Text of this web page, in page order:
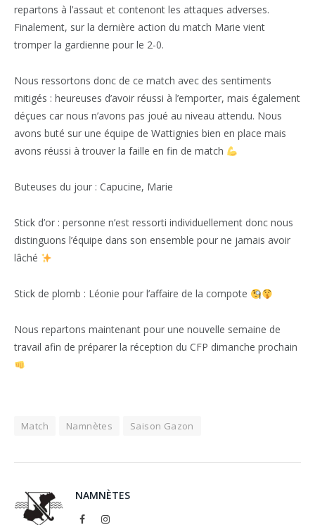
repartons à l’assaut et contenont les attaques adverses.
Finalement, sur la dernière action du match Marie vient
tromper la gardienne pour le 2-0.
Nous ressortons donc de ce match avec des sentiments
mitigés : heureuses d’avoir réussi à l’emporter, mais également
déçues car nous n’avons pas joué au niveau attendu. Nous
avons buté sur une équipe de Wattignies bien en place mais
avons réussi à trouver la faille en fin de match
Buteuses du jour : Capucine, Marie
Stick d’or : personne n’est ressorti individuellement donc nous
distinguons l’équipe dans son ensemble pour ne jamais avoir
lâché
Stick de plomb : Léonie pour l’affaire de la compote
Nous repartons maintenant pour une nouvelle semaine de
travail afin de préparer la réception du CFP dimanche prochain
Match Namnètes Saison Gazon
NAMNÈTES
FacebookInstagram